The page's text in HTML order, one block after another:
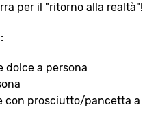
per il "ritorno alla realtà"!
dolce a persona
con prosciutto/pancetta a